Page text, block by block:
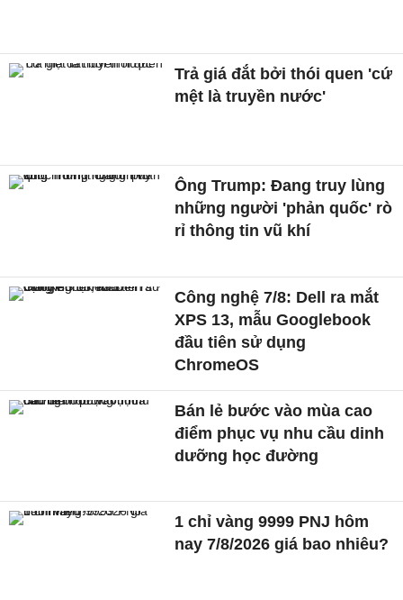
Trả giá đắt bởi thói quen 'cứ
mệt là truyền nước'
Ông Trump: Đang truy lùng
những người 'phản quốc' rò
rỉ thông tin vũ khí
Công nghệ 7/8: Dell ra mắt
XPS 13, mẫu Googlebook
đầu tiên sử dụng
ChromeOS
Bán lẻ bước vào mùa cao
điểm phục vụ nhu cầu dinh
dưỡng học đường
1 chỉ vàng 9999 PNJ hôm
nay 7/8/2026 giá bao nhiêu?